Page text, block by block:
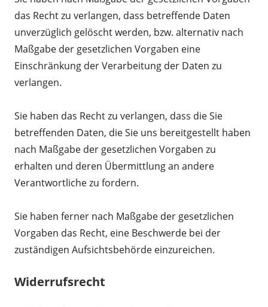
das Recht zu verlangen, dass betreffende Daten
unverzüglich gelöscht werden, bzw. alternativ nach
Maßgabe der gesetzlichen Vorgaben eine
Einschränkung der Verarbeitung der Daten zu
verlangen.
Sie haben das Recht zu verlangen, dass die Sie
betreffenden Daten, die Sie uns bereitgestellt haben
nach Maßgabe der gesetzlichen Vorgaben zu
erhalten und deren Übermittlung an andere
Verantwortliche zu fordern.
Sie haben ferner nach Maßgabe der gesetzlichen
Vorgaben das Recht, eine Beschwerde bei der
zuständigen Aufsichtsbehörde einzureichen.
Widerrufsrecht